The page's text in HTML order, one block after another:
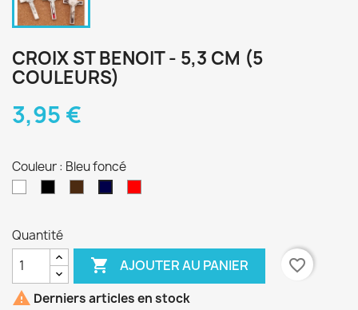
CROIX ST BENOIT - 5,3 CM (5
COULEURS)
3,95 €
Couleur : Bleu foncé
Quantité
 AJOUTER AU PANIER
favorite_border
 Derniers articles en stock